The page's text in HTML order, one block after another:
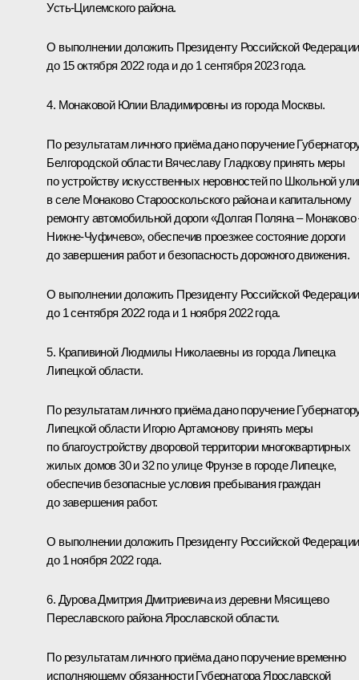
Усть-Цилемского района.
О выполнении доложить Президенту Российской Федерации
до 15 октября 2022 года и до 1 сентября 2023 года.
4. Монаковой Юлии Владимировны из города Москвы.
По результатам личного приёма дано поручение
Белгородской области Вячеславу Гладкову принять меры
по устройству искусственных неровностей по Школьной
в селе Монаково Старооскольского района и капитальному
ремонту автомобильной дороги «Долгая Поляна – Монаково
Нижне-Чуфичево», обеспечив проезжее состояние дороги
до завершения работ и безопасность дорожного движения.
О выполнении доложить Президенту Российской Федерации
до 1 сентября 2022 года и 1 ноября 2022 года.
5. Крапивиной Людмилы Николаевны из города Липецка
Липецкой области.
По результатам личного приёма дано поручение
Липецкой области Игорю Артамонову принять меры
по благоустройству дворовой территории многоквартирных
жилых домов 30 и 32 по улице Фрунзе в городе Липецке,
обеспечив безопасные условия пребывания граждан
до завершения работ.
О выполнении доложить Президенту Российской Федерации
до 1 ноября 2022 года.
6. Дурова Дмитрия Дмитриевича из деревни Мясищево
Переславского района Ярославской области.
По результатам личного приёма дано поручение временно
исполняющему обязанности Губернатора Ярославской